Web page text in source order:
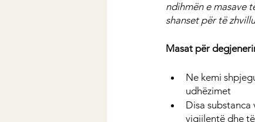
ndihmën e masave
shanset për të
Masat për
Ne kemi
udhëzimet
Disa
vigjilentë dhe